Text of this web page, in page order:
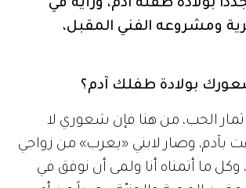
بولادة طفله آدم، ورأيه في
ومشروعه الفني المقبل،
بولادة طفلك آدم؟
الحب، من هنا فإن شعوري لا
بآدم، وصار لابني «يعرب» من زواجي
وكل ما أتمناه أنا ولمى أن نوفق في